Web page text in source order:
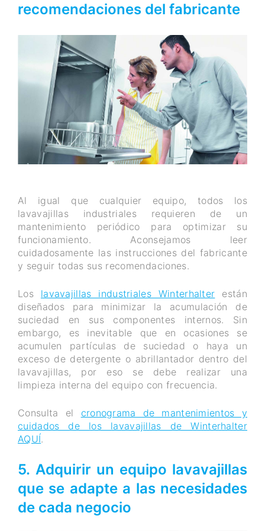
recomendaciones del fabricante
Al igual que cualquier equipo, todos los
lavavajillas industriales requieren de un
mantenimiento periódico para optimizar su
funcionamiento. Aconsejamos leer
cuidadosamente las instrucciones del fabricante
y seguir todas sus recomendaciones.
Los lavavajillas industriales Winterhalter están
diseñados para minimizar la acumulación de
suciedad en sus componentes internos. Sin
embargo, es inevitable que en ocasiones se
acumulen partículas de suciedad o haya un
exceso de detergente o abrillantador dentro del
lavavajillas, por eso se debe realizar una
limpieza interna del equipo con frecuencia.
Consulta el cronograma de mantenimientos y
cuidados de los lavavajillas de Winterhalter
AQUÍ.
5. Adquirir un equipo lavavajillas
que se adapte a las necesidades
de cada negocio